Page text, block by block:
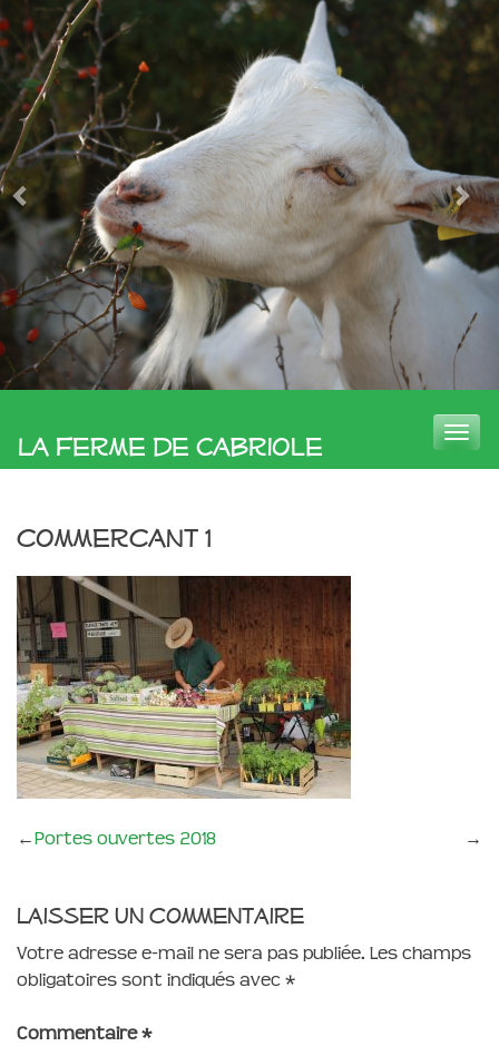
La Ferme de Cabriole
Toggle
commercant 1
←Portes ouvertes 2018 →
Laisser un commentaire
Votre adresse e-mail ne sera pas publiée. Les champs
obligatoires sont indiqués avec *
Commentaire*